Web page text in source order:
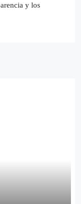
y los